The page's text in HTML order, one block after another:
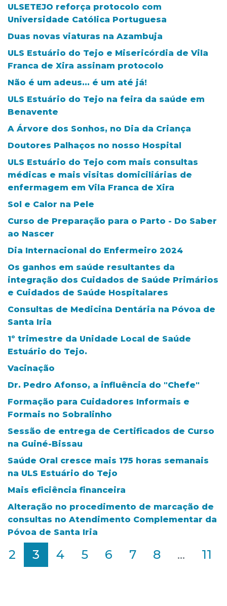
ULSETEJO reforça protocolo com
Universidade Católica Portuguesa
Duas novas viaturas na Azambuja
ULS Estuário do Tejo e Misericórdia de Vila
Franca de Xira assinam protocolo
Não é um adeus... é um até já!
ULS Estuário do Tejo na feira da saúde em
Benavente
A Árvore dos Sonhos, no Dia da Criança
Doutores Palhaços no nosso Hospital
ULS Estuário do Tejo com mais consultas
médicas e mais visitas domiciliárias de
enfermagem em Vila Franca de Xira
Sol e Calor na Pele
Curso de Preparação para o Parto - Do Saber
ao Nascer
Dia Internacional do Enfermeiro 2024
Os ganhos em saúde resultantes da
integração dos Cuidados de Saúde Primários
e Cuidados de Saúde Hospitalares
Consultas de Medicina Dentária na Póvoa de
Santa Iria
1º trimestre da Unidade Local de Saúde
Estuário do Tejo.
Vacinação
Dr. Pedro Afonso, a influência do "Chefe"
Formação para Cuidadores Informais e
Formais no Sobralinho
Sessão de entrega de Certificados de Curso
na Guiné-Bissau
Saúde Oral cresce mais 175 horas semanais
na ULS Estuário do Tejo
Mais eficiência financeira
Alteração no procedimento de marcação de
consultas no Atendimento Complementar da
Póvoa de Santa Iria
2 3 4 5 6 7 8 ... 11